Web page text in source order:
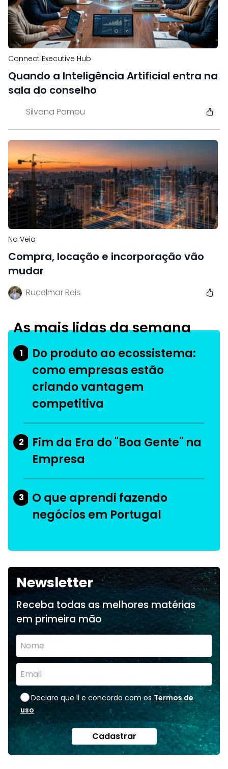
Connect Executive Hub
Quando a Inteligência Artificial entra na
sala do conselho
Silvana Pampu
Na Veia
Compra, locação e incorporação vão
mudar
Rucelmar Reis
As mais lidas da semana
1
Do produto ao ecossistema:
como empresas estão
criando vantagem
competitiva
2
Fim da Era do "Boa Gente" na
Empresa
3
O que aprendi fazendo
negócios em Portugal
Newsletter
Receba todas as melhores matérias
em primeira mão
Declaro que li e concordo com os Termos de
uso
Cadastrar